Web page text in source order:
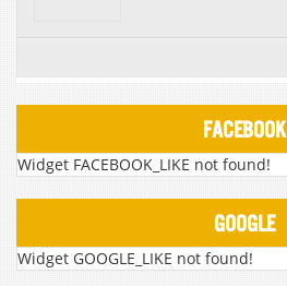
FACEBOOK
Widget FACEBOOK_LIKE not found!
GOOGLE
Widget GOOGLE_LIKE not found!